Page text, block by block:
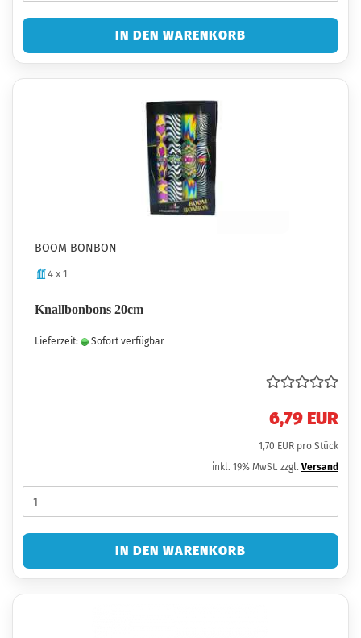
IN DEN WARENKORB
BOOM BONBON
4 x 1
Knallbonbons 20cm
Lieferzeit: Sofort verfügbar
6,79 EUR
1,70 EUR pro Stück
inkl. 19% MwSt. zzgl. Versand
IN DEN WARENKORB